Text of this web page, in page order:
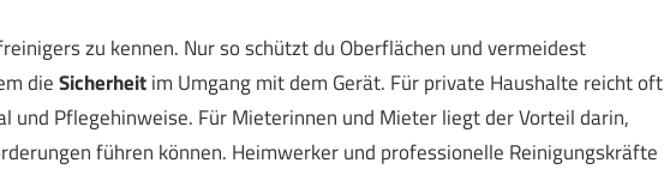
zu kennen. Nur so schützt du Oberflächen und vermeidest
dieSicherheitim Umgang mit dem Gerät. Für private Haushalte reicht oft
und Pflegehinweise. Für Mieterinnen und Mieter liegt der Vorteil darin,
führen können. Heimwerker und professionelle Reinigungskräfte